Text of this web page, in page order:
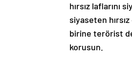
hırsız laflarını
siyaseten
birine terörist
korusun.